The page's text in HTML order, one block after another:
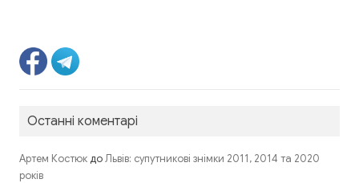
Останні коментарі
Артем КостюкдоЛьвів: супутникові знімки 2011, 2014 та 2020
років